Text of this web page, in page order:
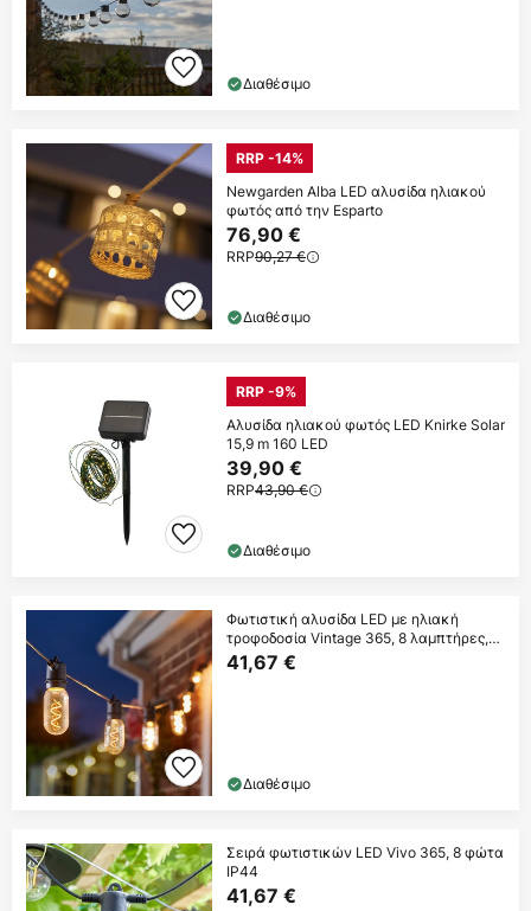
Διαθέσιμο
RRP -14%
Newgarden Alba LED αλυσίδα ηλιακού
φωτός από την Esparto
76,90 €
RRP90,27 €
Διαθέσιμο
RRP -9%
Αλυσίδα ηλιακού φωτός LED Knirke Solar
15,9 m 160 LED
39,90 €
RRP43,90 €
Διαθέσιμο
Φωτιστική αλυσίδα LED με ηλιακή
τροφοδοσία Vintage 365, 8 λαμπτήρες,
γυαλί, IP44
41,67 €
Διαθέσιμο
Σειρά φωτιστικών LED Vivo 365, 8 φώτα
IP44
41,67 €